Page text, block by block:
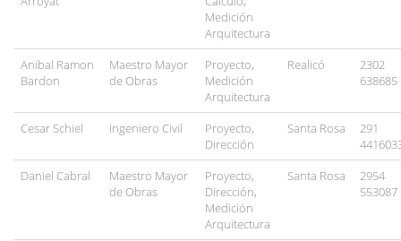
Medición
Arquitectura
Anibal Ramon
Bardon
Maestro Mayor
de Obras
Proyecto,
Medición
Arquitectura
Realicó
2302
638685
Cesar Schiel Ingeniero Civil
Proyecto,
Dirección
Santa Rosa
291
Daniel Cabral
Maestro Mayor
de Obras
Proyecto,
Dirección,
Medición
Arquitectura
Santa Rosa
2954
553087